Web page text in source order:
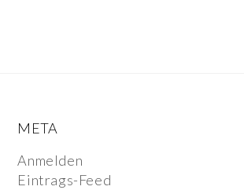
META
Anmelden
Eintrags-Feed